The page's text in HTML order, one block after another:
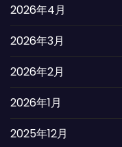
2026年4月
2026年3月
2026年2月
2026年1月
2025年12月